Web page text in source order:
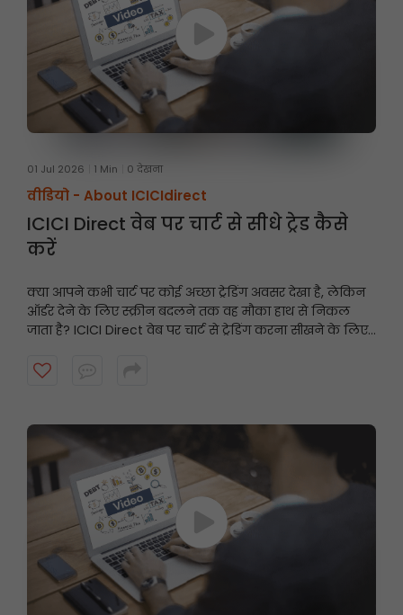
01 Jul 2026 1 Min 0 देखना
वीडियो - About ICICIdirect
ICICI Direct वेब पर चार्ट से सीधे ट्रेड कैसे
करें
क्या आपने कभी चार्ट पर कोई अच्छा ट्रेडिंग अवसर देखा है, लेकिन
ऑर्डर देने के लिए स्क्रीन बदलने तक वह मौका हाथ से निकल
जाता है? ICICI Direct वेब पर चार्ट से ट्रेडिंग करना सीखने के लिए